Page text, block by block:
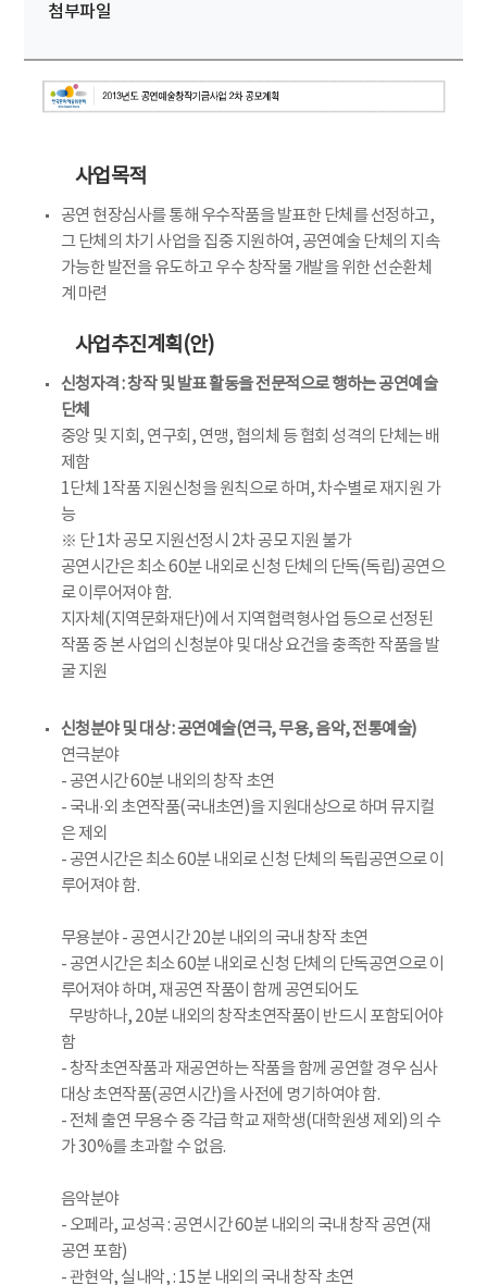
첨부파일
사업목적
공연 현장심사를 통해 우수작품을 발표한 단체를 선정하고,
그 단체의 차기 사업을 집중 지원하여, 공연예술 단체의 지속
가능한 발전을 유도하고 우수 창작물 개발을 위한 선순환체
계 마련
사업추진계획(안)
신청자격 : 창작 및 발표 활동을 전문적으로 행하는 공연예술
단체
중앙 및 지회, 연구회, 연맹, 협의체 등 협회 성격의 단체는 배
제함
1단체 1작품 지원신청을 원칙으로 하며, 차수별로 재지원 가
능
※ 단 1차 공모 지원선정시 2차 공모 지원 불가
공연시간은 최소 60분 내외로 신청 단체의 단독(독립)공연으
로 이루어져야 함.
지자체(지역문화재단)에서 지역협력형사업 등으로 선정된
작품 중 본 사업의 신청분야 및 대상 요건을 충족한 작품을 발
굴 지원
신청분야 및 대상 : 공연예술(연극, 무용, 음악, 전통예술)
연극분야
- 공연시간 60분 내외의 창작 초연
- 국내·외 초연작품(국내초연)을 지원대상으로 하며 뮤지컬
은 제외
- 공연시간은 최소 60분 내외로 신청 단체의 독립공연으로 이
루어져야 함.
무용분야 - 공연시간 20분 내외의 국내 창작 초연
- 공연시간은 최소 60분 내외로 신청 단체의 단독공연으로 이
루어져야 하며, 재공연 작품이 함께 공연되어도
무방하나, 20분 내외의 창작초연작품이 반드시 포함되어야
함
- 창작초연작품과 재공연하는 작품을 함께 공연할 경우 심사
대상 초연작품(공연시간)을 사전에 명기하여야 함.
- 전체 출연 무용수 중 각급 학교 재학생(대학원생 제외)의 수
가 30%를 초과할 수 없음.
음악분야
- 오페라, 교성곡 : 공연시간 60분 내외의 국내 창작 공연(재
공연 포함)
- 관현악, 실내악, : 15분 내외의 국내 창작 초연